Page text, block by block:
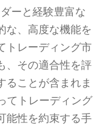
ーと経験豊富な
な、高度な機能を
トレーディング市
、その適合性を評
ることが含まれま
てトレーディング
能性を約束する手